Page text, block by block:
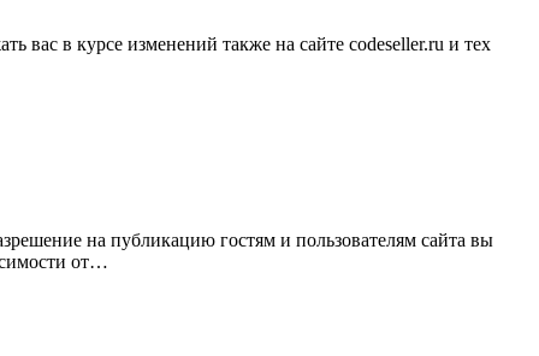
вас в курсе изменений также на сайте codeseller.ru и тех
на публикацию гостям и пользователям сайта вы
от…